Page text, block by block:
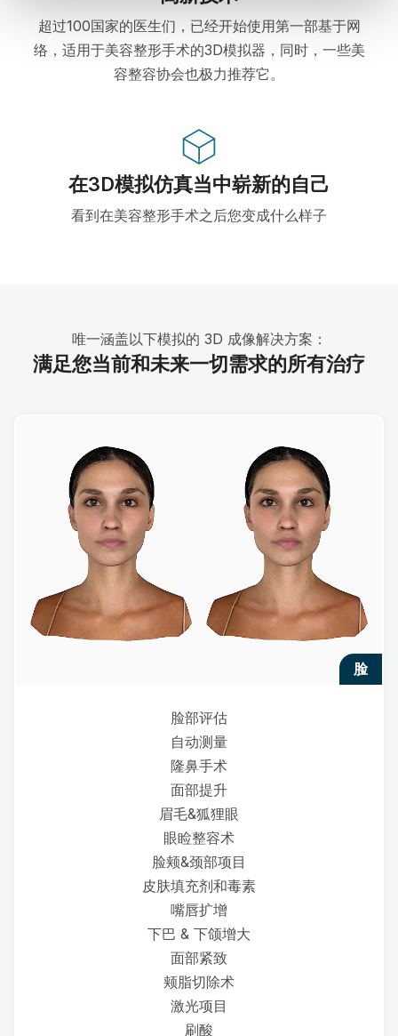
超过100国家的医生们，已经开始使用第一部基于网
络，适用于美容整形手术的3D模拟器，同时，一些美
容整容协会也极力推荐它。
在3D模拟仿真当中崭新的自己
看到在美容整形手术之后您变成什么样子
唯一涵盖以下模拟的 3D 成像解决方案：
满足您当前和未来一切需求的所有治疗
脸
脸部评估
自动测量
隆鼻手术
面部提升
眉毛&狐狸眼
眼睑整容术
脸颊&颈部项目
皮肤填充剂和毒素
嘴唇扩增
下巴 & 下颌增大
面部紧致
颊脂切除术
激光项目
刷酸